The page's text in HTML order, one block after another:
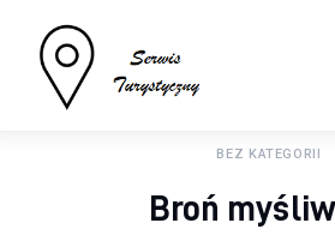
Sport
BEZ KATEGORII
Broń